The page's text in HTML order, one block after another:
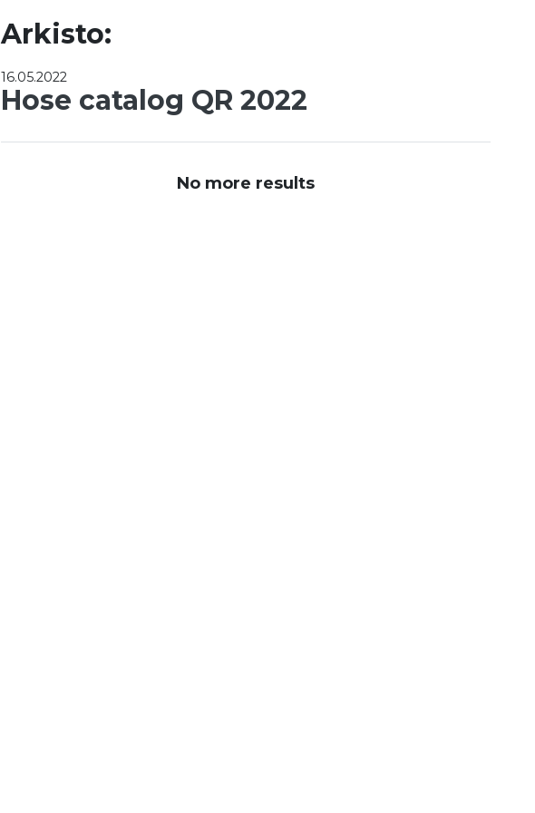
Arkisto:
16.05.2022
Hose catalog QR 2022
No more results